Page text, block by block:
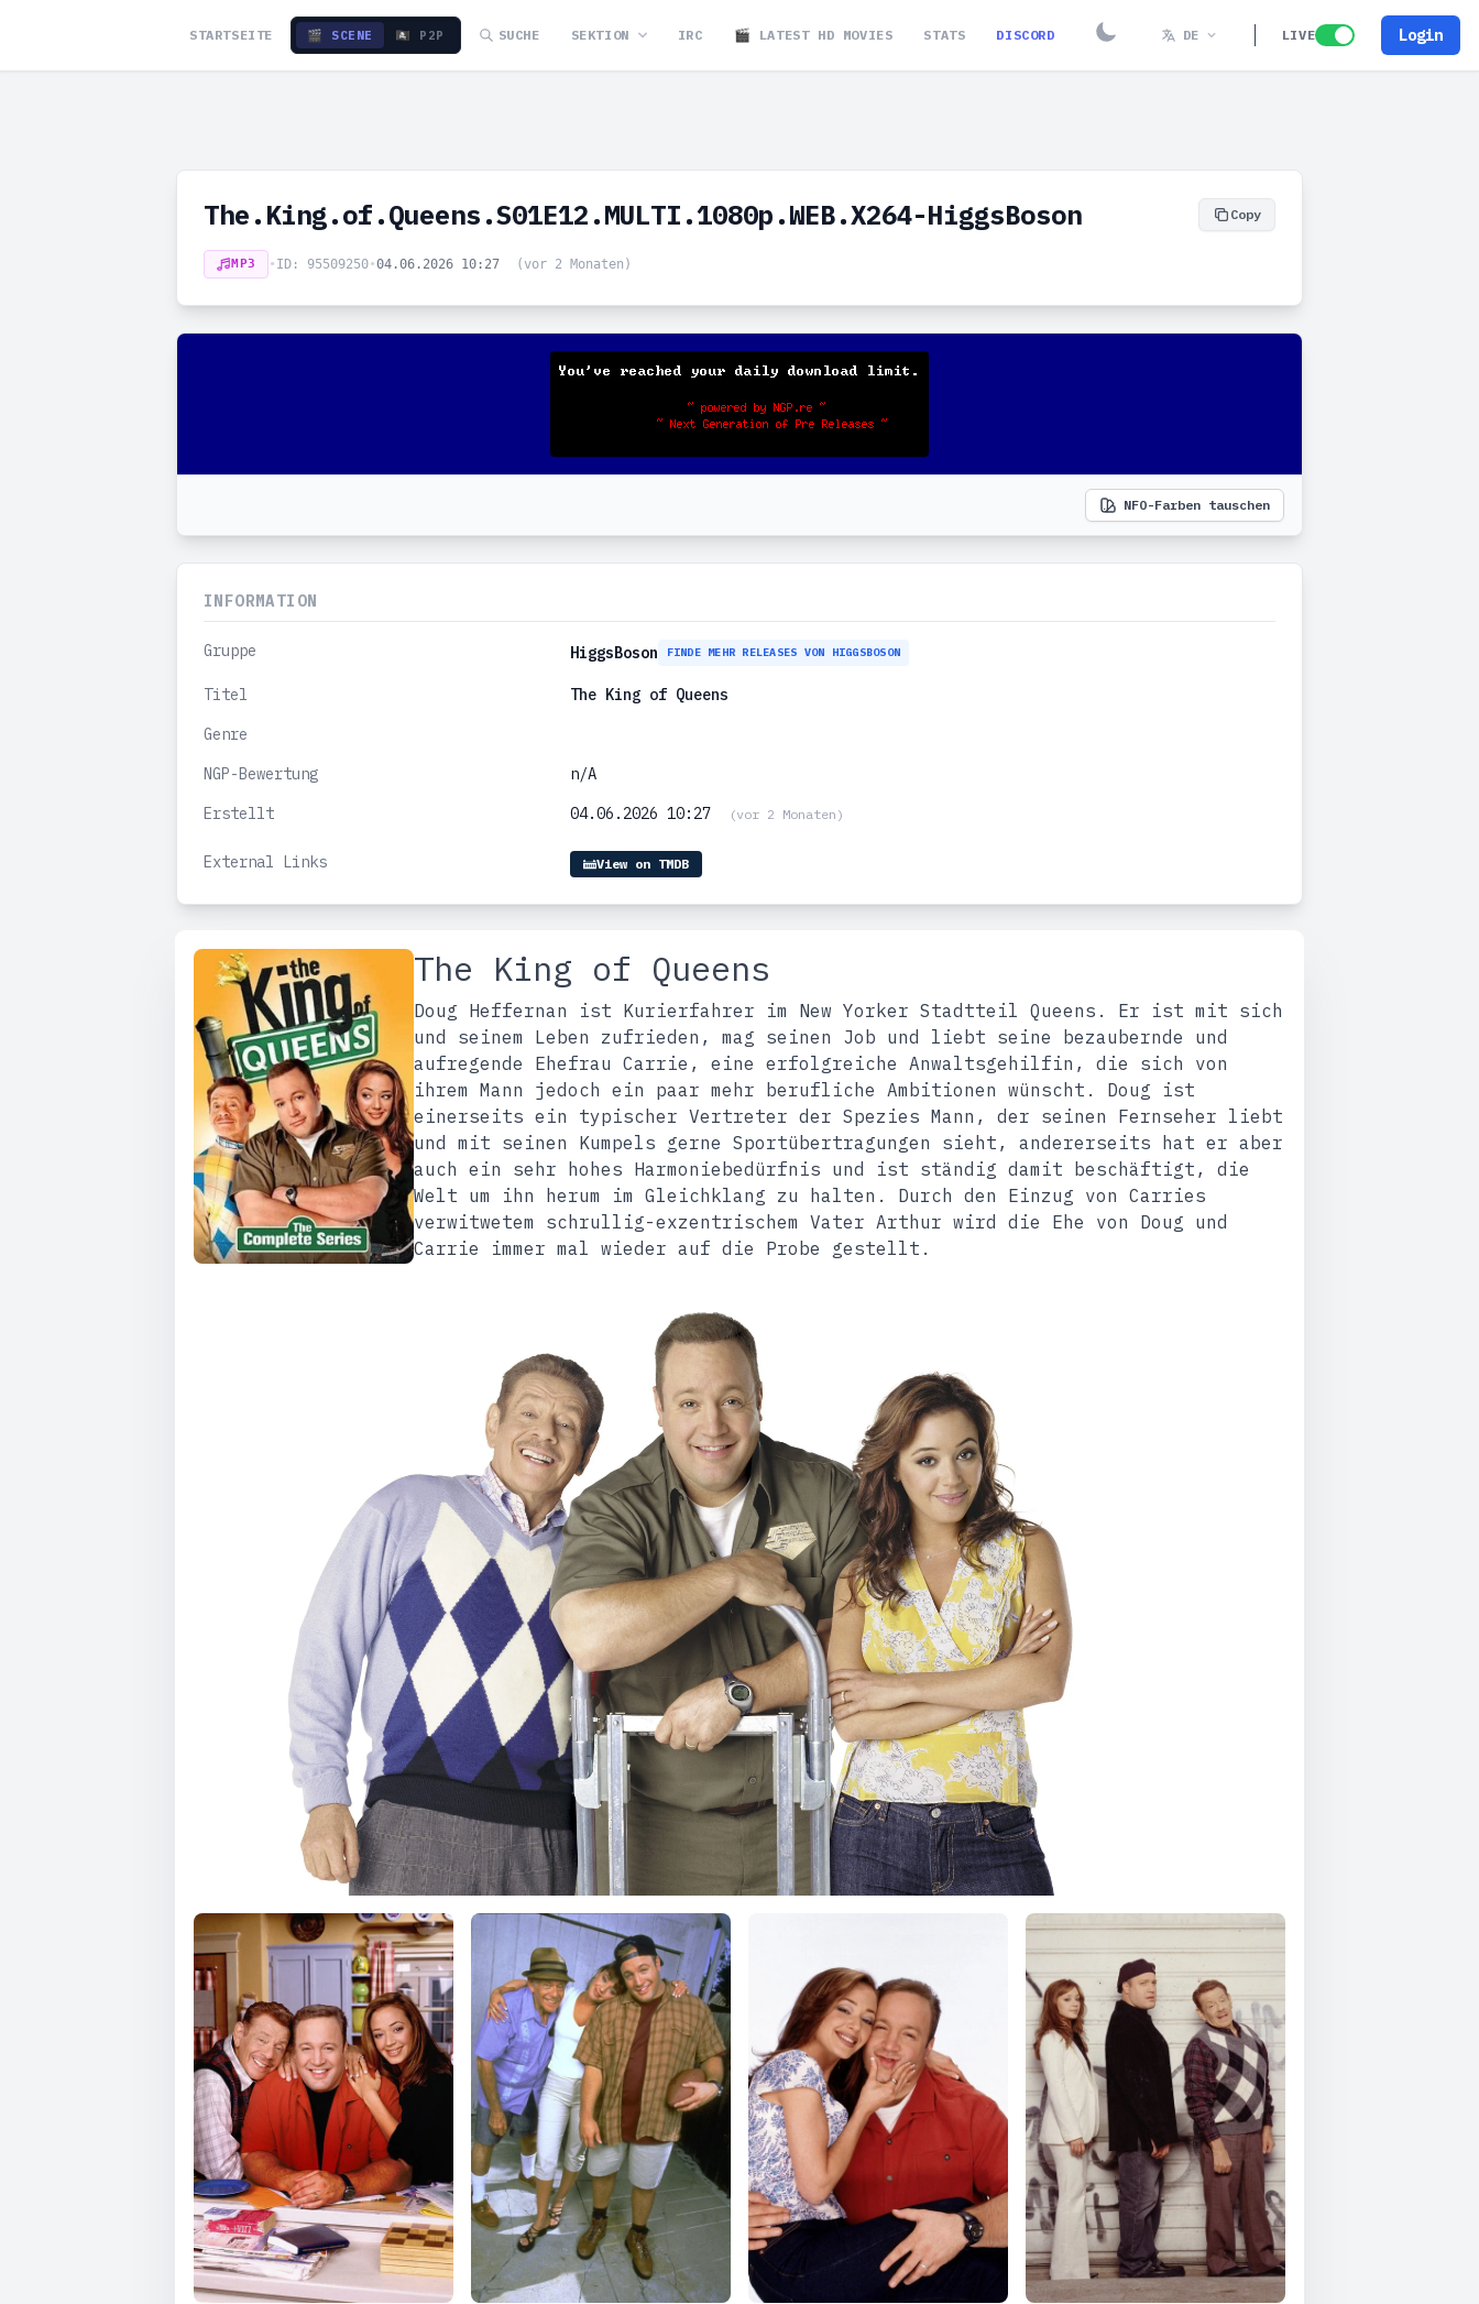
STARTSEITE 🎬 SCENE 🏴‍☠️ P2P SUCHE SEKTION IRC 🎬 LATEST HD MOVIES STATS DISCORD DE LIVE Login
The.King.of.Queens.S01E12.MULTI.1080p.WEB.X264-HiggsBoson Copy
MP3 • ID: 95509250•04.06.2026 10:27 (vor 2 Monaten)
NFO-Farben tauschen
INFORMATION
Gruppe HiggsBoson FINDE MEHR RELEASES VON HIGGSBOSON
Titel
The King of Queens
Genre
NGP-Bewertung
n/A
Erstellt
04.06.2026 10:27 (vor 2 Monaten)
External Links View on TMDB
The King of Queens
Doug Heffernan ist Kurierfahrer im New Yorker Stadtteil Queens. Er ist mit sich
und seinem Leben zufrieden, mag seinen Job und liebt seine bezaubernde und
aufregende Ehefrau Carrie, eine erfolgreiche Anwaltsgehilfin, die sich von
ihrem Mann jedoch ein paar mehr berufliche Ambitionen wünscht. Doug ist
einerseits ein typischer Vertreter der Spezies Mann, der seinen Fernseher liebt
und mit seinen Kumpels gerne Sportübertragungen sieht, andererseits hat er aber
auch ein sehr hohes Harmoniebedürfnis und ist ständig damit beschäftigt, die
Welt um ihn herum im Gleichklang zu halten. Durch den Einzug von Carries
verwitwetem schrullig-exzentrischem Vater Arthur wird die Ehe von Doug und
Carrie immer mal wieder auf die Probe gestellt.